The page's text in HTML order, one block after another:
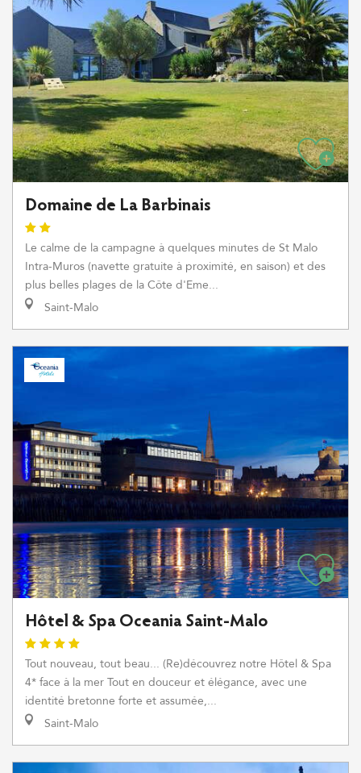
Domaine de La Barbinais
Le calme de la campagne à quelques minutes de St Malo
Intra-Muros (navette gratuite à proximité, en saison) et des
plus belles plages de la Côte d'Eme...
Saint-Malo
Hôtel & Spa Oceania Saint-Malo
Tout nouveau, tout beau... (Re)découvrez notre Hôtel & Spa
4* face à la mer Tout en douceur et élégance, avec une
identité bretonne forte et assumée,...
Saint-Malo